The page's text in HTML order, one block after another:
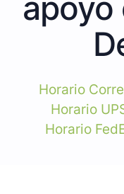
Horario
Horario
Horario